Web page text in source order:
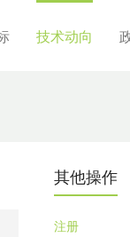
技术动向
其他操作
注册